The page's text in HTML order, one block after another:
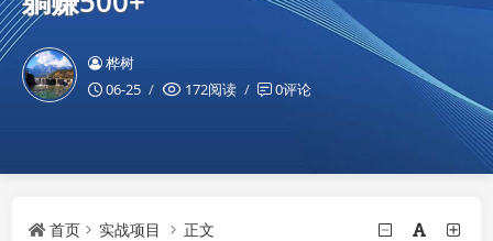
桦树
06-25
172阅读 0评论
首页 实战项目 正文